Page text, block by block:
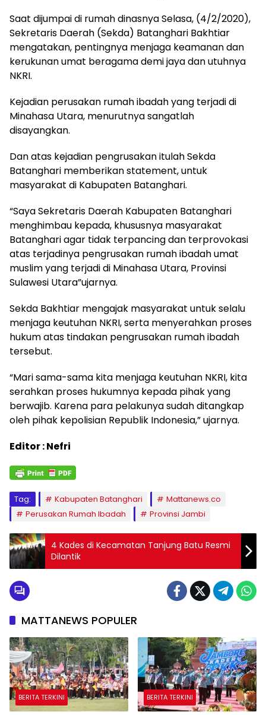
Saat dijumpai di rumah dinasnya Selasa, (4/2/2020),
Sekretaris Daerah (Sekda) Batanghari Bakhtiar
mengatakan, pentingnya menjaga keamanan dan
kerukunan umat beragama demi jaya dan utuhnya
NKRI.
Kejadian perusakan rumah ibadah yang terjadi di
Minahasa Utara, menurutnya sangatlah
disayangkan.
Dan atas kejadian pengrusakan itulah Sekda
Batanghari memberikan statement, untuk
masyarakat di Kabupaten Batanghari.
“Saya Sekretaris Daerah Kabupaten Batanghari
menghimbau kepada, khususnya masyarakat
Batanghari agar tidak terpancing dan terprovokasi
atas terjadinya pengrusakan rumah ibadah umat
muslim yang terjadi di Minahasa Utara, Provinsi
Sulawesi Utara”ujarnya.
Sekda Bakhtiar mengajak masyarakat untuk selalu
menjaga keutuhan NKRI, serta menyerahkan proses
hukum atas tindakan pengrusakan rumah ibadah
tersebut.
“Mari sama-sama kita menjaga keutuhan NKRI, kita
serahkan proses hukumnya kepada pihak yang
berwajib. Karena para pelakunya sudah ditangkap
oleh pihak kepolisian Republik Indonesia,” ujarnya.
Editor : Nefri
Tag: Kabupaten Batanghari
Mattanews.co
Perusakan Rumah Ibadah
Provinsi Jambi
4 Kades di Kecamatan Tanjung Batu Resmi
Dilantik
MATTANEWS POPULER
BERITA TERKINI BERITA TERKINI